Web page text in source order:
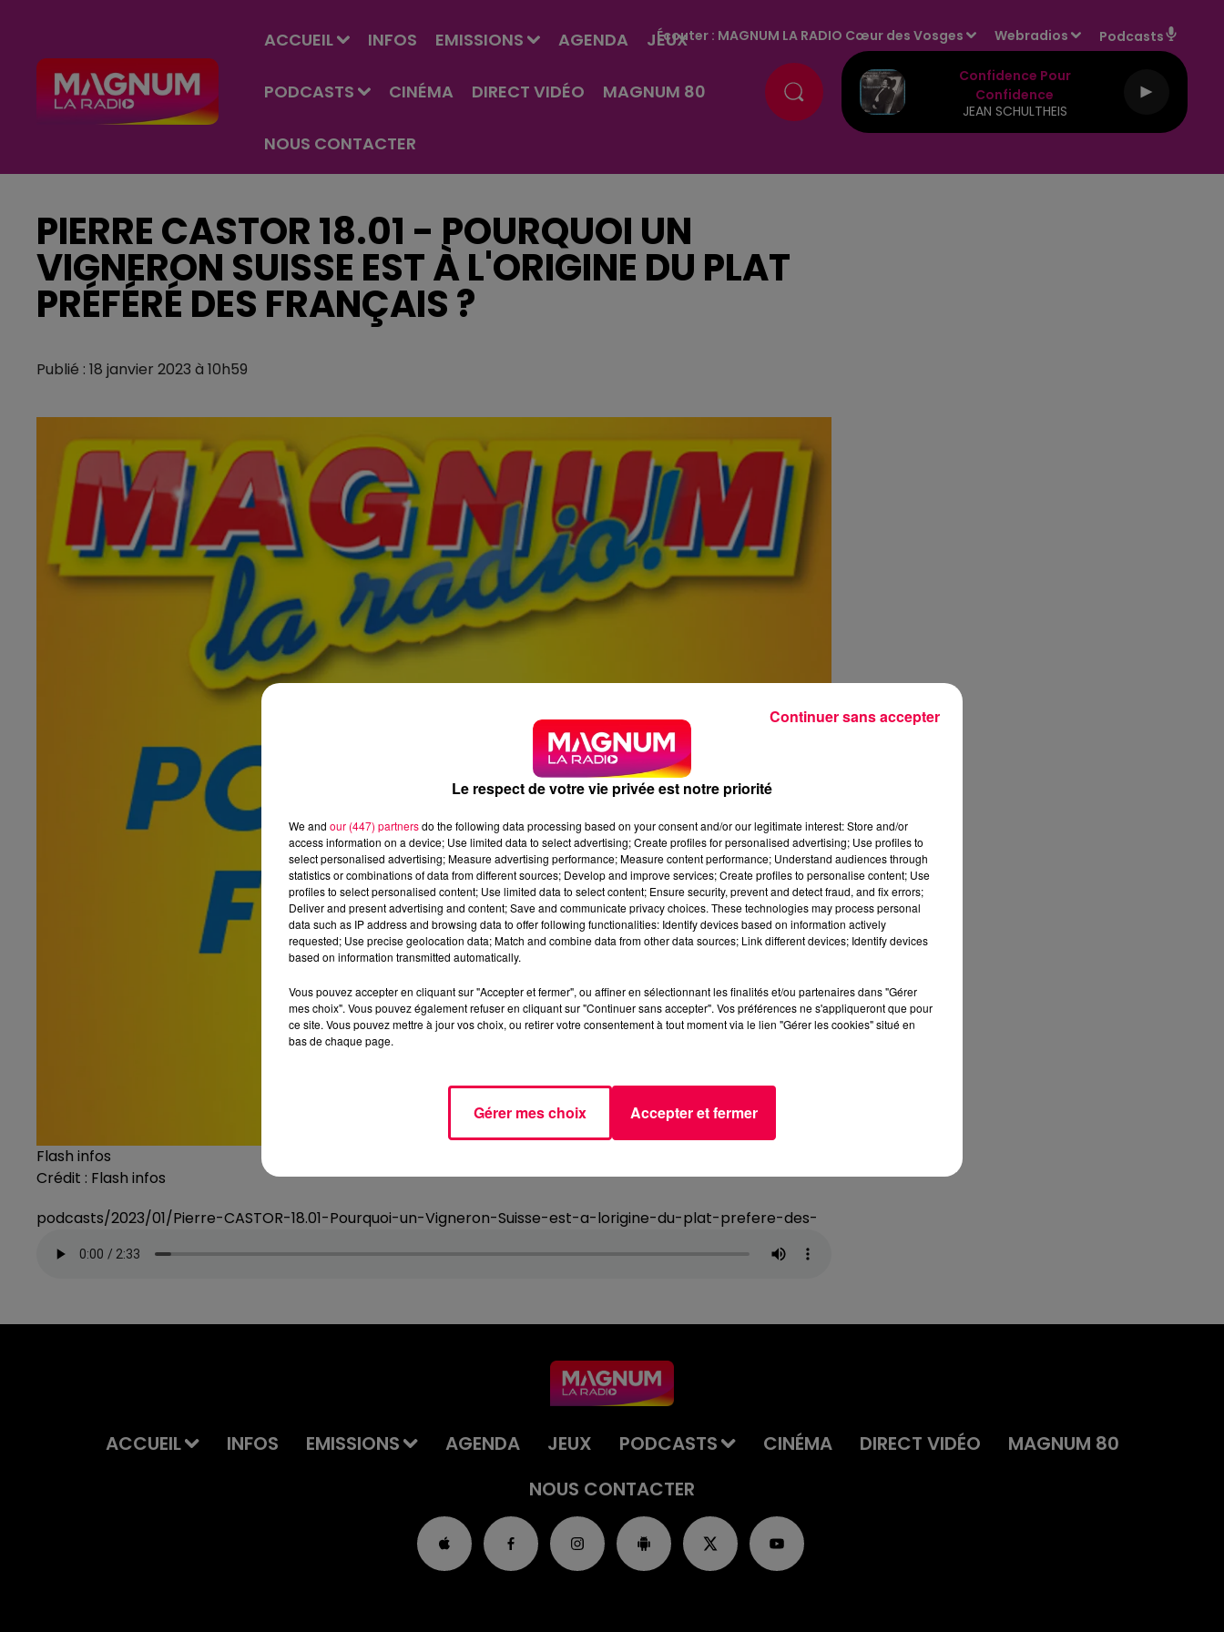
ACCUEIL INFOS EMISSIONS AGENDA JEUX
PODCASTS CINÉMA DIRECT VIDÉO MAGNUM 80
NOUS CONTACTER
Écouter : MAGNUM LA RADIO Cœur des Vosges Webradios Podcasts
Confidence Pour
Confidence
JEAN SCHULTHEIS
PIERRE CASTOR 18.01 - POURQUOI UN
VIGNERON SUISSE EST À L'ORIGINE DU PLAT
PRÉFÉRÉ DES FRANÇAIS ?
Publié : 18 janvier 2023 à 10h59
Flash infos
Crédit : Flash infos
podcasts/2023/01/Pierre-CASTOR-18.01-Pourquoi-un-Vigneron-Suisse-est-a-lorigine-du-plat-prefere-des-
ACCUEIL INFOS EMISSIONS AGENDA JEUX PODCASTS CINÉMA DIRECT VIDÉO
MAGNUM 80
NOUS CONTACTER
Le respect de votre vie privée est notre priorité
We and our (447) partnersdo the following data processing based on your consent and/or our legitimate interest: Store and/or
access information on a device; Use limited data to select advertising; Create profiles for personalised advertising; Use profiles to
select personalised advertising; Measure advertising performance; Measure content performance; Understand audiences through
statistics or combinations of data from different sources; Develop and improve services; Create profiles to personalise content; Use
profiles to select personalised content; Use limited data to select content; Ensure security, prevent and detect fraud, and fix errors;
Deliver and present advertising and content; Save and communicate privacy choices. These technologies may process personal
data such as IP address and browsing data to offer following functionalities: Identify devices based on information actively
requested; Use precise geolocation data; Match and combine data from other data sources; Link different devices; Identify devices
based on information transmitted automatically.
Vous pouvez accepter en cliquant sur "Accepter et fermer", ou affiner en sélectionnant les finalités et/ou partenaires dans "Gérer
mes choix". Vous pouvez également refuser en cliquant sur "Continuer sans accepter". Vos préférences ne s'appliqueront que pour
ce site. Vous pouvez mettre à jour vos choix, ou retirer votre consentement à tout moment via le lien "Gérer les cookies" situé en
bas de chaque page.
Gérer mes choix Accepter et fermer
Continuer sans accepter